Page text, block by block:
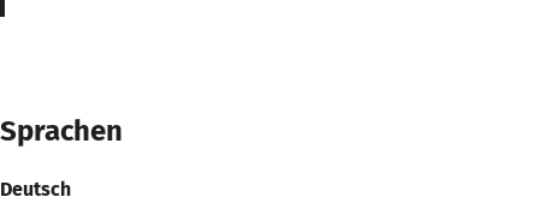
Sprachen
Deutsch